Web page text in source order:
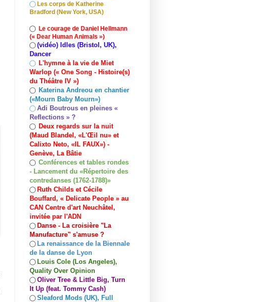
◯ Les corps de Katherine
Bradford (New York, USA)
◯ Le courage de Daniel Hellmann
(« Dear Human Animals »)
◯ (vidéo) Idles (Bristol, UK),
Dancer
◯ L'hymne à la vie de Miet
Warlop (« One Song - Histoire(s)
du Théâtre IV »)
◯ Katerina Andreou en chantier
(«Mourn Baby Mourn»)
◯ Adi Boutrous en pleines «
Reflections » ?
◯ Deux regards sur la nuit
(Maud Blandel, «L'Œil nu» et
Calixto Neto, «IL FAUX») -
Genève, La Bâtie
◯ Conférences et tables rondes
- Lancement du «Répertoire des
contredanses (1762-1788)»
◯ Ruth Childs et Cécile
Bouffard, « Delicate People » au
CAN Centre d'art Neuchâtel,
invitée par l'ADN
◯ Danse - La croisière "La
Manufacture" s'amuse ?
◯ La renaissance de la Biennale
de la danse de Lyon
◯ Louis Cole (Los Angeles),
Quality Over Opinion
◯ Oliver Tree & Little Big, Turn
It Up (feat. Tommy Cash)
◯ Sleaford Mods (UK), Full